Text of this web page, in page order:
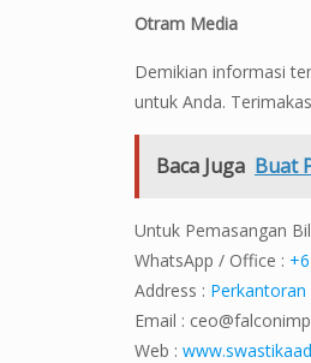
Otram Media
Demikian informasi
untuk Anda.
Baca Juga Buat
Untuk Pemasangan
WhatsApp / Office :
Address : Perkantoran
Email :
Web :